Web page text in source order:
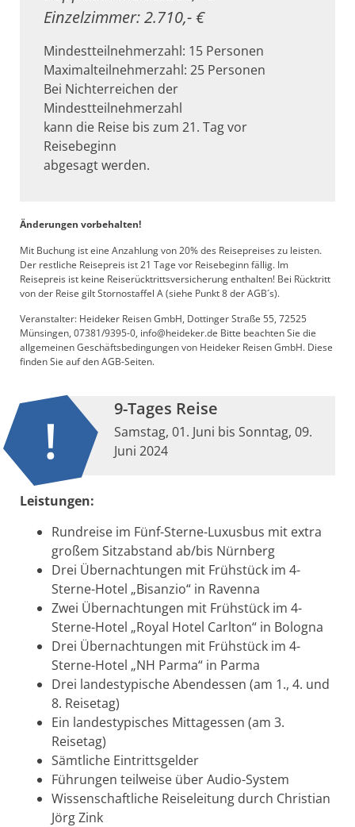
Einzelzimmer: 2.710,- €
Mindestteilnehmerzahl: 15 Personen
Maximalteilnehmerzahl: 25 Personen
Bei Nichterreichen der
Mindestteilnehmerzahl
kann die Reise bis zum 21. Tag vor
Reisebeginn
abgesagt werden.
Änderungen vorbehalten!
Mit Buchung ist eine Anzahlung von 20% des Reisepreises zu leisten.
Der restliche Reisepreis ist 21 Tage vor Reisebeginn fällig. Im
Reisepreis ist keine Reiserücktrittsversicherung enthalten! Bei Rücktritt
von der Reise gilt Stornostaffel A (siehe Punkt 8 der AGB´s).
Veranstalter: Heideker Reisen GmbH, Dottinger Straße 55, 72525
Münsingen, 07381/9395-0, info@heideker.de Bitte beachten Sie die
allgemeinen Geschäftsbedingungen von Heideker Reisen GmbH. Diese
finden Sie auf den AGB-Seiten.
9-Tages Reise
Samstag, 01. Juni bis Sonntag, 09.
Juni 2024
Leistungen:
Rundreise im Fünf-Sterne-Luxusbus mit extra
großem Sitzabstand ab/bis Nürnberg
Drei Übernachtungen mit Frühstück im 4-
Sterne-Hotel „Bisanzio“ in Ravenna
Zwei Übernachtungen mit Frühstück im 4-
Sterne-Hotel „Royal Hotel Carlton“ in Bologna
Drei Übernachtungen mit Frühstück im 4-
Sterne-Hotel „NH Parma“ in Parma
Drei landestypische Abendessen (am 1., 4. und
8. Reisetag)
Ein landestypisches Mittagessen (am 3.
Reisetag)
Sämtliche Eintrittsgelder
Führungen teilweise über Audio-System
Wissenschaftliche Reiseleitung durch Christian
Jörg Zink